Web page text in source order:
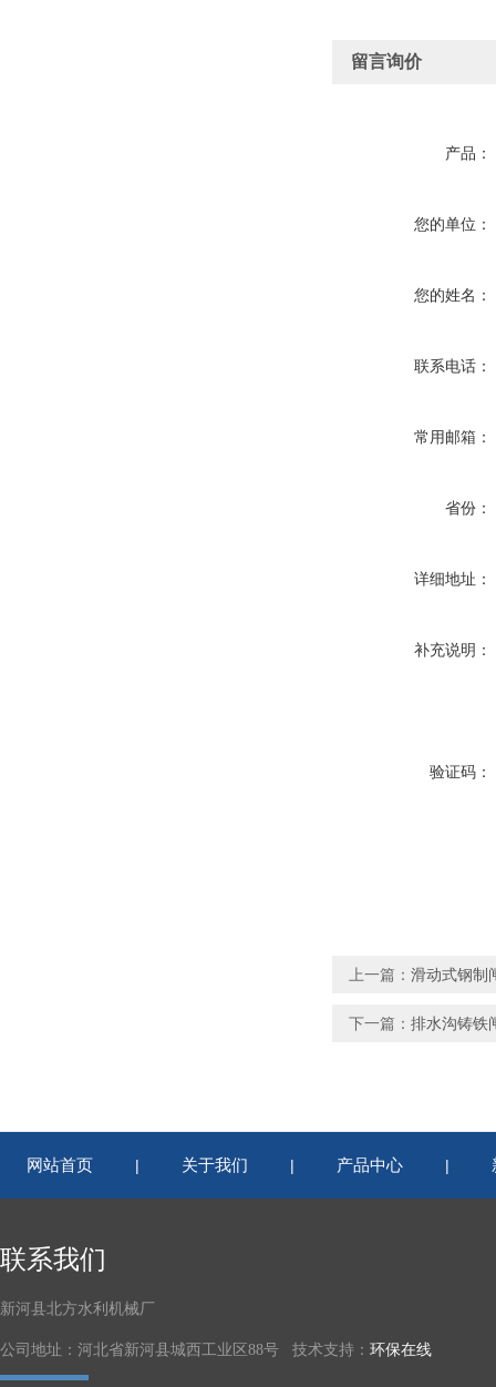
留言询价
产品：
您的单位：
您的姓名：
联系电话：
常用邮箱：
省份：
详细地址：
补充说明：
验证码：
上一篇： 滑动式钢制
下一篇： 排水沟铸铁
网站首页 | 关于我们 | 产品中心 |
联系我们
新河县北方水利机械厂
公司地址：河北省新河县城西工业区88号 技术支持： 环保在线